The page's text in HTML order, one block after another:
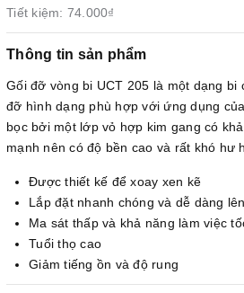
Tiết kiệm: 74.000₫
Thông tin sản phẩm
Gối đỡ vòng bi UCT 205 là một dạng
đỡ hình dạng phù hợp với ứng dụng
bọc bởi một lớp vỏ hợp kim gang có
mạnh nên có độ bền cao và rất khó hư
Được thiết kế để xoay xen kẽ
Lắp đặt nhanh chóng và dễ dàng
Ma sát thấp và khả năng làm việc
Tuổi thọ cao
Giảm tiếng ồn và độ rung